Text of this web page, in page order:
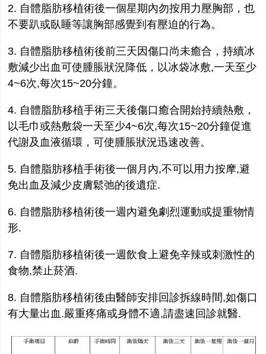
2. 自體脂肪移植術後一個星期內勿按用力壓胸部，也
不要趴或臥睡等讓胸部感覺到有壓迫 的行為。
3. 自體脂肪移植術後前三天因傷口尚未癒合，持續冰
敷減少出血可使腫脹狀況降低，以冰袋冰敷,一天至少
4~6次,每次15~20分鐘。
4. 自體脂肪移植手術三天後傷口癒合開始持續熱敷，
以毛巾或熱敷袋一天至少4~6次,每次15~20分鐘促進
代謝及血液循環，可使腫脹狀況迅速改善。
5. 自體脂肪移植手術後一個月內,不可以用力按摩,避
免出血及減少皮膚鬆弛的後遺症.
6. 自體脂肪移植術後一週內避免劇烈運動或提重物情
形.
7. 自體脂肪移植術後一週飲食上避免辛辣或刺激性的
食物,禁止菸酒.
8. 自體脂肪移植術後由醫師安排回診拆線時間,如傷口
有大量出血.嚴重疼痛或身體不適,請盡速回診就醫.